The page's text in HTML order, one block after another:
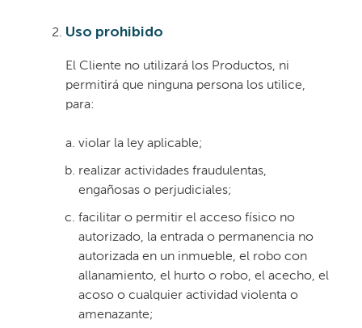
Uso prohibido
El Cliente no utilizará los Productos, ni
permitirá que ninguna persona los utilice,
para:
violar la ley aplicable;
realizar actividades fraudulentas,
engañosas o perjudiciales;
facilitar o permitir el acceso físico no
autorizado, la entrada o permanencia no
autorizada en un inmueble, el robo con
allanamiento, el hurto o robo, el acecho, el
acoso o cualquier actividad violenta o
amenazante;